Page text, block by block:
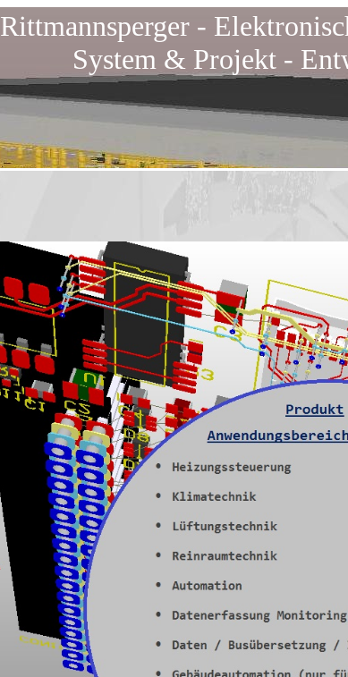
Rittmannsperger -
System & Projekt -